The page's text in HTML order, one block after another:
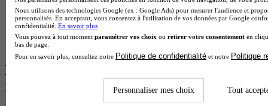
BTS Sta en alternance
BTS Iris en alternance
BTS Tpl en alternance
BTS Ati en alternance
Les diplômes par filière les plus
recherchés
Nous utilisons des technologies Google (ex : Google Ads) pour mesurer l'audience et
personnalisés. En acceptant, vous consentez à l'utilisation de vos données par Google
confidentialité. En savoir plus
Vous pouvez à tout moment paramétrer vos choix ou retirer votre consentement en
bas de page.
Pour en savoir plus, consultez notre Politique de confidentialité et notre Politique
Personnaliser mes choix Tout